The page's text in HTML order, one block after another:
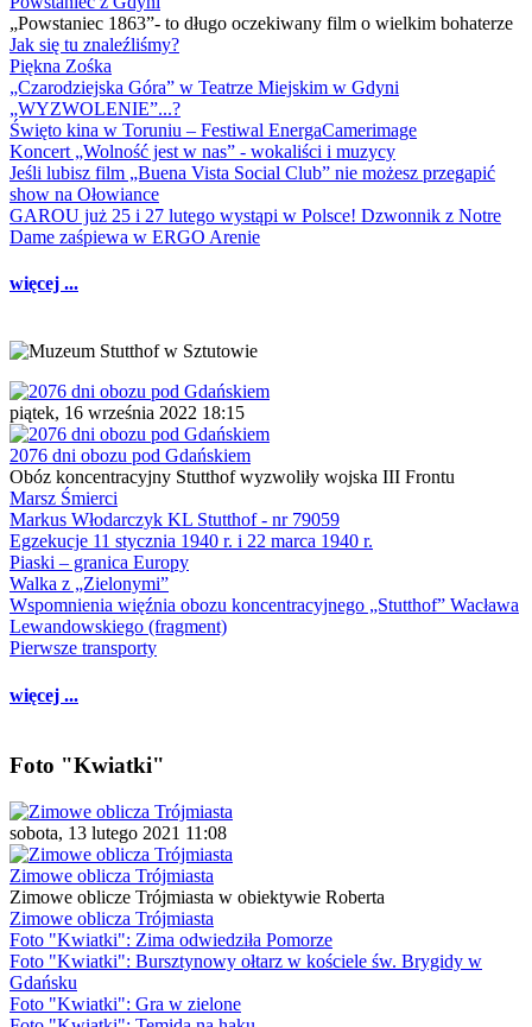
„Powstaniec 1863”- to długo oczekiwany film o wielkim bohaterze
Jak się tu znaleźliśmy?
Piękna Zośka
„Czarodziejska Góra” w Teatrze Miejskim w Gdyni
„WYZWOLENIE”...?
Święto kina w Toruniu – Festiwal EnergaCamerimage
Koncert „Wolność jest w nas” - wokaliści i muzycy
Jeśli lubisz film „Buena Vista Social Club” nie możesz przegapić
show na Ołowiance
GAROU już 25 i 27 lutego wystąpi w Polsce! Dzwonnik z Notre
Dame zaśpiewa w ERGO Arenie
więcej ...
piątek, 16 września 2022 18:15
2076 dni obozu pod Gdańskiem
Obóz koncentracyjny Stutthof wyzwoliły wojska III Frontu
Marsz Śmierci
Markus Włodarczyk KL Stutthof - nr 79059
Egzekucje 11 stycznia 1940 r. i 22 marca 1940 r.
Piaski – granica Europy
Walka z „Zielonymi”
Wspomnienia więźnia obozu koncentracyjnego „Stutthof” Wacława
Lewandowskiego (fragment)
Pierwsze transporty
więcej ...
Foto "Kwiatki"
sobota, 13 lutego 2021 11:08
Zimowe oblicza Trójmiasta
Zimowe oblicze Trójmiasta w obiektywie Roberta
Zimowe oblicza Trójmiasta
Foto "Kwiatki": Zima odwiedziła Pomorze
Foto "Kwiatki": Bursztynowy ołtarz w kościele św. Brygidy w
Gdańsku
Foto "Kwiatki": Gra w zielone